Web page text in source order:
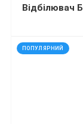
ПОПУЛЯРНИЙ
код: 91841